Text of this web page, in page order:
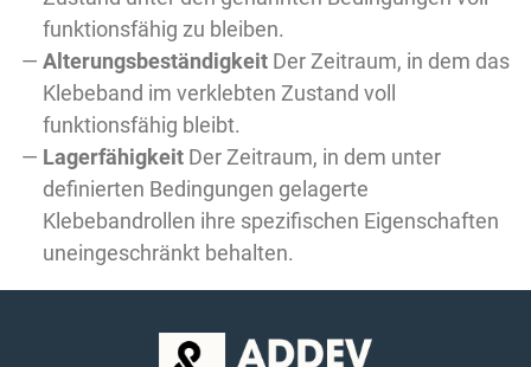
funktionsfähig zu bleiben.
Alterungsbeständigkeit Der Zeitraum, in dem das
Klebeband im verklebten Zustand voll
funktionsfähig bleibt.
Lagerfähigkeit Der Zeitraum, in dem unter
definierten Bedingungen gelagerte
Klebebandrollen ihre spezifischen Eigenschaften
uneingeschränkt behalten.